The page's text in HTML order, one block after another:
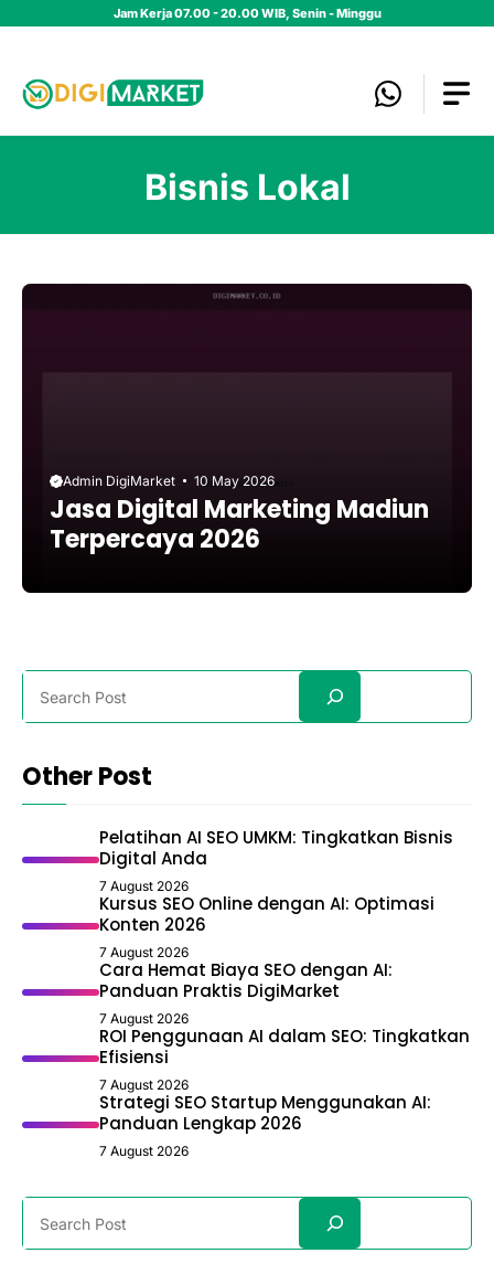
Jam Kerja 07.00 - 20.00 WIB, Senin - Minggu
Bisnis Lokal
Admin DigiMarket 10 May 2026
Jasa Digital Marketing Madiun
Terpercaya 2026
Other Post
Pelatihan AI SEO UMKM: Tingkatkan Bisnis
Digital Anda
7 August 2026
Kursus SEO Online dengan AI: Optimasi
Konten 2026
7 August 2026
Cara Hemat Biaya SEO dengan AI:
Panduan Praktis DigiMarket
7 August 2026
ROI Penggunaan AI dalam SEO: Tingkatkan
Efisiensi
7 August 2026
Strategi SEO Startup Menggunakan AI:
Panduan Lengkap 2026
7 August 2026